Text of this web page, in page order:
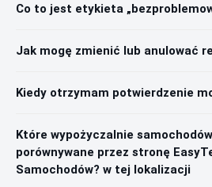
Co to jest etykieta
Jak mogę zmienić lub anulować
Kiedy otrzymam potwierdzenie
Które wypożyczalnie
porównywane przez stronę
Samochodów? w tej lokalizacji